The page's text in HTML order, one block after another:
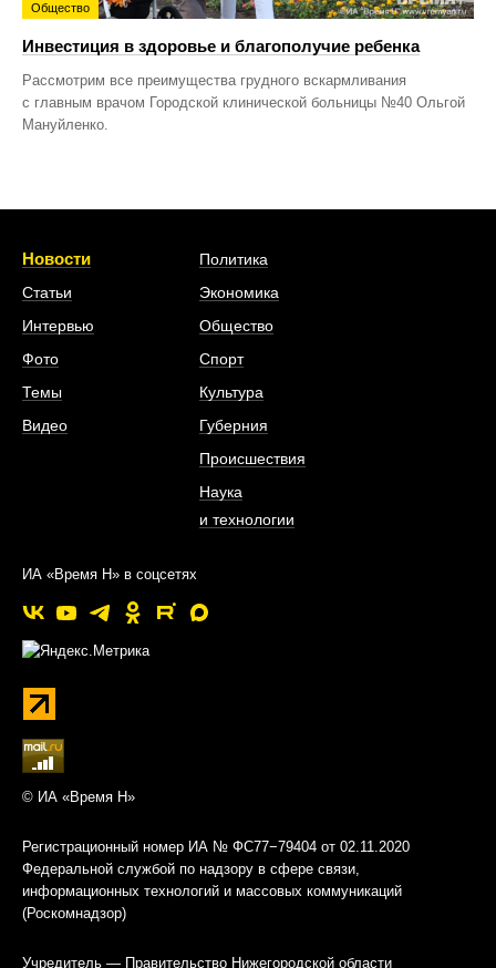
Общество
Инвестиция в здоровье и благополучие ребенка
Рассмотрим все преимущества грудного вскармливания
с главным врачом Городской клинической больницы №40 Ольгой
Мануйленко.
Новости
Статьи
Интервью
Фото
Темы
Видео
Политика
Экономика
Общество
Спорт
Культура
Губерния
Происшествия
Наука
и технологии
ИА «Время Н» в соцсетях
© ИА «Время Н»
Регистрационный номер ИА № ФС77−79404 от 02.11.2020
Федеральной службой по надзору в сфере связи,
информационных технологий и массовых коммуникаций
(Роскомнадзор)
Учредитель — Правительство Нижегородской области